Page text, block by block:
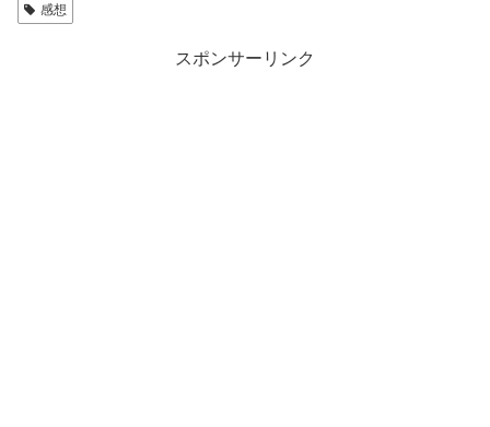
感想
スポンサーリンク